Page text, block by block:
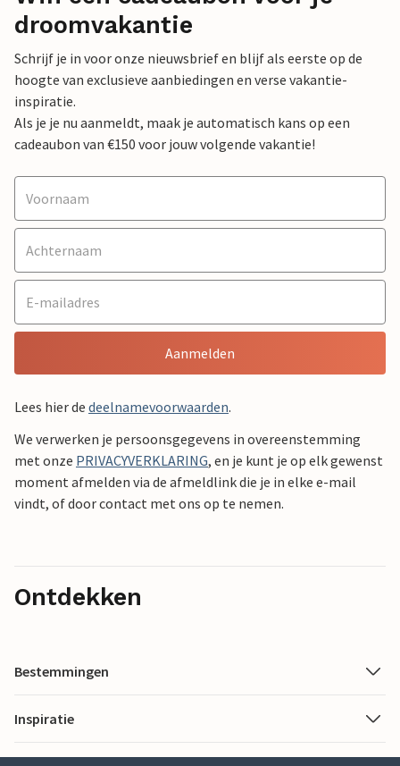
droomvakantie
Schrijf je in voor onze nieuwsbrief en blijf als eerste op de
hoogte van exclusieve aanbiedingen en verse vakantie-
inspiratie.
Als je je nu aanmeldt, maak je automatisch kans op een
cadeaubon van €150 voor jouw volgende vakantie!
Aanmelden
Lees hier de deelnamevoorwaarden.
We verwerken je persoonsgegevens in overeenstemming
met onze PRIVACYVERKLARING, en je kunt je op elk gewenst
moment afmelden via de afmeldlink die je in elke e-mail
vindt, of door contact met ons op te nemen.
Ontdekken
Bestemmingen
Inspiratie